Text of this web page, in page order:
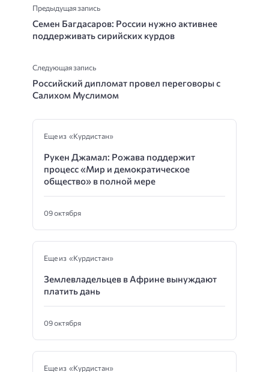
Предыдущая запись
Семен Багдасаров: России нужно активнее
поддерживать сирийских курдов
Следующая запись
Российский дипломат провел переговоры с
Салихом Муслимом
Еще из «Курдистан»
Рукен Джамал: Рожава поддержит
процесс «Мир и демократическое
общество» в полной мере
09 октября
Еще из «Курдистан»
Землевладельцев в Африне вынуждают
платить дань
09 октября
Еще из «Курдистан»